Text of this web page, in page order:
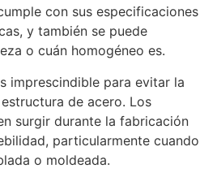
con sus especificaciones
y también se puede
o cuán homogéneo es.
imprescindible para evitar la
de acero. Los
surgir durante la fabricación
particularmente cuando
o moldeada.